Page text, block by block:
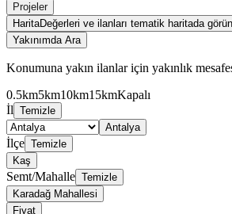
Projeler
HaritaDeğerleri ve ilanları tematik haritada görün
Yakınımda Ara
Konumuna yakın ilanlar için yakınlık
0.5km5km10km15kmKapalı
İl Temizle
Antalya
İlçe Temizle
Kaş
Semt/Mahalle Temizle
Karadağ Mahallesi
Fiyat